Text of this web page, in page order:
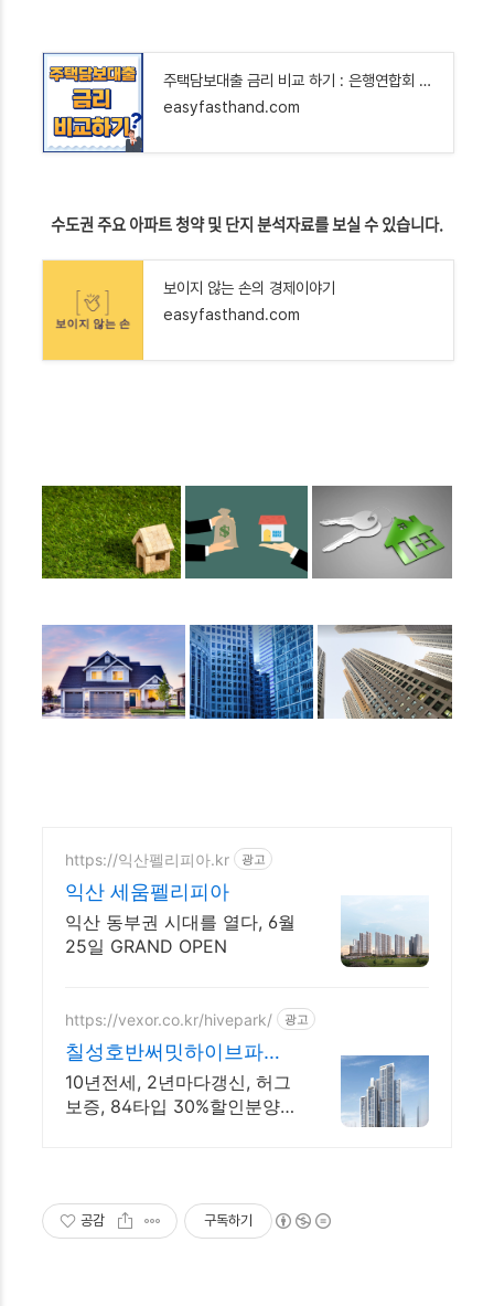
주택담보대출 금리 비교 하기 : 은행연합회 소비자포털 활용하기!
easyfasthand.com
수도권 주요 아파트 청약 및 단지 분석자료를 보실 수 있습니다.
보이지 않는 손의 경제이야기
easyfasthand.com
https://익산펠리피아.kr 광고
익산 세움펠리피아
익산 동부권 시대를 열다, 6월
25일 GRAND OPEN
https://vexor.co.kr/hivepark/ 광고
칠성호반써밋하이브파크
홍보관 10년 전세임대
10년전세, 2년마다갱신, 허그
보증, 84타입 30%할인분양,
공감 구독하기